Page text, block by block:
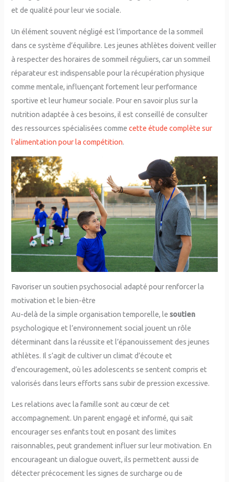
et de qualité pour leur vie sociale.
Un élément souvent négligé est l’importance de la sommeil
dans ce système d’équilibre. Les jeunes athlètes doivent veiller
à respecter des horaires de sommeil réguliers, car un sommeil
réparateur est indispensable pour la récupération physique
comme mentale, influençant fortement leur performance
sportive et leur humeur sociale. Pour en savoir plus sur la
nutrition adaptée à ces besoins, il est conseillé de consulter
des ressources spécialisées commecette étude complète sur
l’alimentation pour la compétition.
Favoriser un soutien psychosocial adapté pour renforcer la
motivation et le bien-être
Au-delà de la simple organisation temporelle, lesoutien
psychologique et l’environnement social jouent un rôle
déterminant dans la réussite et l’épanouissement des jeunes
athlètes. Il s’agit de cultiver un climat d’écoute et
d’encouragement, où les adolescents se sentent compris et
valorisés dans leurs efforts sans subir de pression excessive.
Les relations avec la famille sont au cœur de cet
accompagnement. Un parent engagé et informé, qui sait
encourager ses enfants tout en posant des limites
raisonnables, peut grandement influer sur leur motivation. En
encourageant un dialogue ouvert, ils permettent aussi de
détecter précocement les signes de surcharge ou de